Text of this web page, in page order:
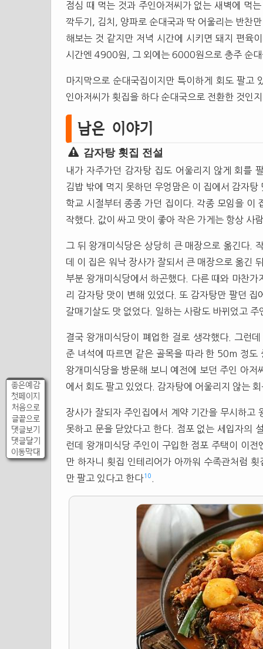
좋은예감
첫페이지
처음으로
글끝으로
댓글보기
댓글달기
이동막대
점심 때 먹는 것과 주인아저씨가 없는 새벽에 먹
깍두기, 김치, 양파로 순대국과 딱 어울리는 반찬
해보는 것 같지만 저녁 시간에 시키면 돼지 편육
시간엔 4900원, 그 외에는 6000원으로 충주 순
마지막으로 순대국집이지만 특이하게 회도 팔고
인아저씨가 횟집을 하다 순대국으로 전환한 것인
남은 이야기
감자탕 횟집 전설
내가 자주가던 감자탕 집도 어울리지 않게 회를
김밥 밖에 먹지 못하던 우엉맘은 이 집에서 감자
학교 시절부터 종종 가던 집이다. 각종 모임을 이
작했다. 값이 싸고 맛이 좋아 작은 가게는 항상 사
그 뒤 왕개미식당은 상당히 큰 매장으로 옮긴다.
데 이 집은 워낙 장사가 잘되서 큰 매장으로 옮긴
부분 왕개미식당에서 하곤했다. 다른 때와 마찬
리 감자탕 맛이 변해 있었다. 또 감자탕만 팔던
갈매기살도 맛 없었다. 일하는 사람도 바뀌었고
결국 왕개미식당이 폐업한 걸로 생각했다. 그런
준 녀석에 따르면 같은 골목을 따라 한 50m 정도
왕개미식당을 방문해 보니 예전에 보던 주인 아
에서 회도 팔고 있었다. 감자탕에 어울리지 않는
장사가 잘되자 주인집에서 계약 기간을 무시하고
못하고 문을 닫았다고 한다. 점포 없는 세입자의
런데 왕개미식당 주인이 구입한 점포 주택이 이
만 하자니 횟집 인테리어가 아까워 수족관처럼
만 팔고 있다고 한다10